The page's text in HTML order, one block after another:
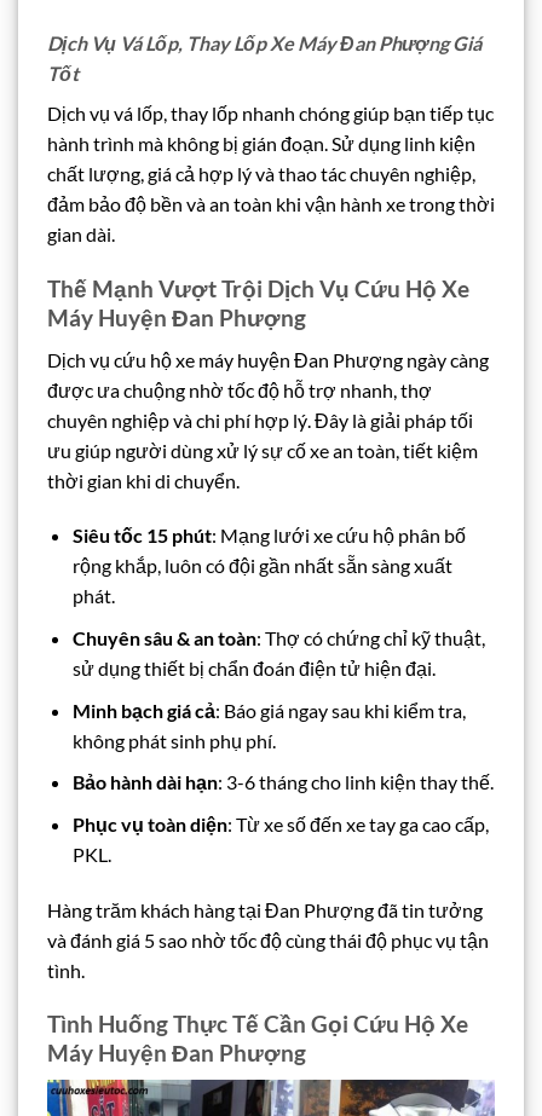
Dịch Vụ Vá Lốp, Thay Lốp Xe Máy Đan Phượng Giá
Tốt
Dịch vụ vá lốp, thay lốp nhanh chóng giúp bạn tiếp tục
hành trình mà không bị gián đoạn. Sử dụng linh kiện
chất lượng, giá cả hợp lý và thao tác chuyên nghiệp,
đảm bảo độ bền và an toàn khi vận hành xe trong thời
gian dài.
Thế Mạnh Vượt Trội Dịch Vụ Cứu Hộ Xe
Máy Huyện Đan Phượng
Dịch vụ cứu hộ xe máy huyện Đan Phượng ngày càng
được ưa chuộng nhờ tốc độ hỗ trợ nhanh, thợ
chuyên nghiệp và chi phí hợp lý. Đây là giải pháp tối
ưu giúp người dùng xử lý sự cố xe an toàn, tiết kiệm
thời gian khi di chuyển.
Siêu tốc 15 phút: Mạng lưới xe cứu hộ phân bố
rộng khắp, luôn có đội gần nhất sẵn sàng xuất
phát.
Chuyên sâu & an toàn: Thợ có chứng chỉ kỹ thuật,
sử dụng thiết bị chẩn đoán điện tử hiện đại.
Minh bạch giá cả: Báo giá ngay sau khi kiểm tra,
không phát sinh phụ phí.
Bảo hành dài hạn: 3-6 tháng cho linh kiện thay thế.
Phục vụ toàn diện: Từ xe số đến xe tay ga cao cấp,
PKL.
Hàng trăm khách hàng tại Đan Phượng đã tin tưởng
và đánh giá 5 sao nhờ tốc độ cùng thái độ phục vụ tận
tình.
Tình Huống Thực Tế Cần Gọi Cứu Hộ Xe
Máy Huyện Đan Phượng